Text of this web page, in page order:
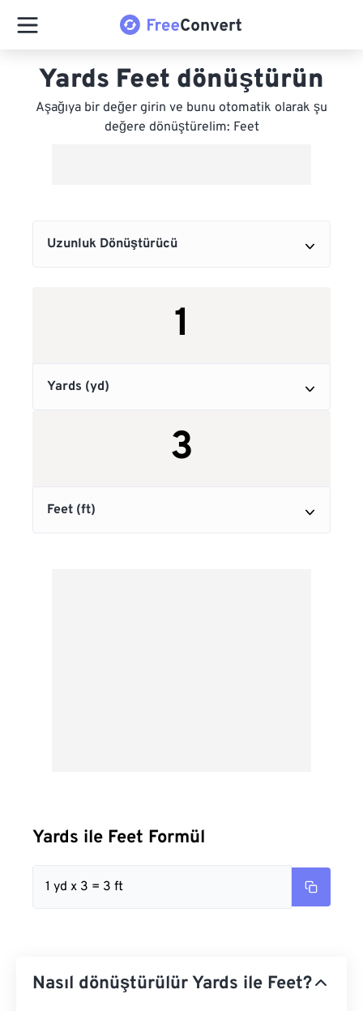
Yards Feet dönüştürün
Aşağıya bir değer girin ve bunu otomatik olarak şu
değere dönüştürelim: Feet
Yards ile Feet Formül
1 yd x 3 = 3 ft
Nasıl dönüştürülür Yards ile Feet?